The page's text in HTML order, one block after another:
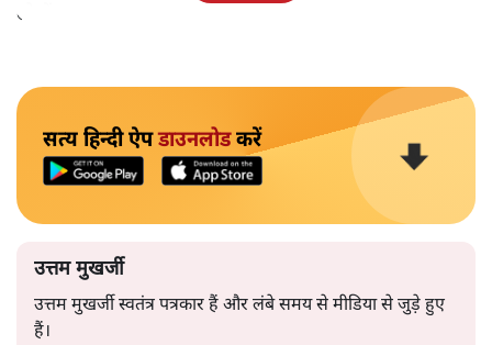
लोगों का जुटना।
सत्य हिन्दी ऐपडाउनलोडकरें
उत्तम मुखर्जी
उत्तम मुखर्जी स्वतंत्र पत्रकार हैं और लंबे समय से मीडिया से जुड़े हुए
हैं।